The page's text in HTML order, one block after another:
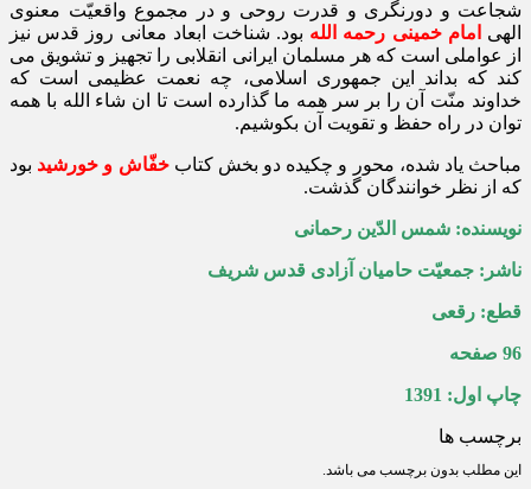
شجاعت و دورنگری و قدرت روحی و در مجموع واقعیّت معنوی
الهی
امام خمینی‌ رحمه‌ الله بود. شناخت ابعاد معانی روز قدس نیز
از عواملی است که هر مسلمان ایرانی انقلابی را تجهیز و تشویق می‌
کند که بداند این جمهوری‌ اسلامی، چه نعمت عظیمی است که
خداوند منّت آن را بر سر همه ما گذارده است تا ان‌ شاء الله با همه
توان در راه حفظ و تقویت آن بکوشیم.
مباحث یاد شده، محور و چکیده دو بخش کتابخفّاش و خورشید بود
که از نظر خوانندگان گذشت.
نویسنده: شمس‌ الدّین رحمانی
ناشر: جمعیّت حامیان آزادی قدس شریف
قطع: رقعی
96 صفحه
چاپ اول: 1391
برچسب ها
این مطلب بدون برچسب می باشد.